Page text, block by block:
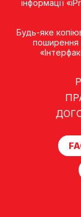
інформації
Будь-яке
поширення